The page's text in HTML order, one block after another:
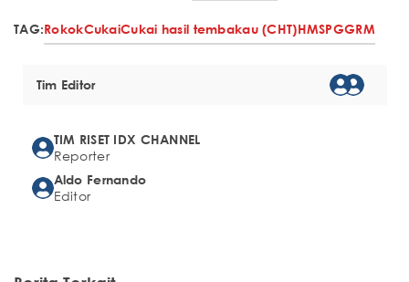
TAG:RokokCukaiCukai hasil tembakau (CHT)HMSPGGRM
Tim Editor
TIM RISET IDX CHANNEL
Reporter
Aldo Fernando
Editor